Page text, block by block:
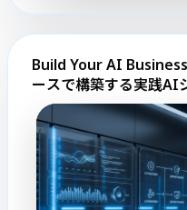
Build Your AI
ースで構築する実践AI